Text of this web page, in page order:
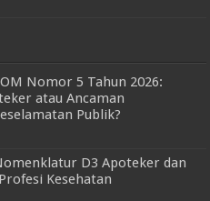
Nomor 5 Tahun 2026:
atau Ancaman
Publik?
D3 Apoteker dan
Kesehatan